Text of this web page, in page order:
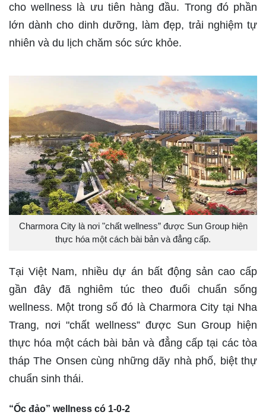
cho wellness là ưu tiên hàng đầu. Trong đó phần
lớn dành cho dinh dưỡng, làm đẹp, trải nghiệm tự
nhiên và du lịch chăm sóc sức khỏe.
Charmora City là nơi "chất wellness” được Sun Group hiện
thực hóa một cách bài bản và đẳng cấp.
Tại Việt Nam, nhiều dự án bất động sản cao cấp
gần đây đã nghiêm túc theo đuổi chuẩn sống
wellness. Một trong số đó là Charmora City tại Nha
Trang, nơi "chất wellness” được Sun Group hiện
thực hóa một cách bài bản và đẳng cấp tại các tòa
tháp The Onsen cùng những dãy nhà phố, biệt thự
chuẩn sinh thái.
“Ốc đảo” wellness có 1-0-2